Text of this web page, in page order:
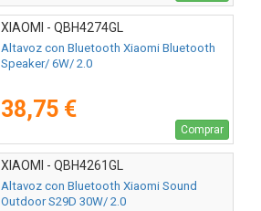
XIAOMI - QBH4274GL
Altavoz con Bluetooth Xiaomi Bluetooth
Speaker/ 6W/ 2.0
38,75 €
Comprar
XIAOMI - QBH4261GL
Altavoz con Bluetooth Xiaomi Sound
Outdoor S29D 30W/ 2.0